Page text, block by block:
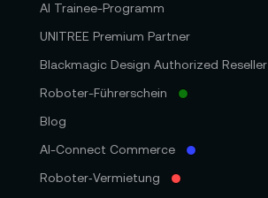
AI Trainee-Programm
UNITREE Premium Partner
Blackmagic Design Authorized Reseller
Roboter-Führerschein
Blog
AI-Connect Commerce
Roboter‑Vermietung